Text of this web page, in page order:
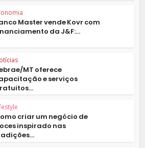
Master vende Kovr com
da J&F:...
MT oferece
e serviços
criar um negócio de
inspirado nas